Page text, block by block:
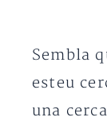
Sembla
esteu
una